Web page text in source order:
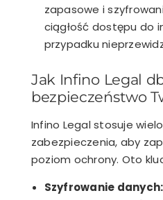
zapasowe i
ciągłość dostępu do
przypadku
Jak Infino Legal
bezpieczeństwo
Infino Legal stosuje
zabezpieczenia, aby
poziom ochrony. Oto
Szyfrowanie danych: